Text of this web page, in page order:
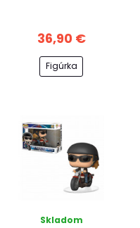
36,90 €
Figúrka
Skladom